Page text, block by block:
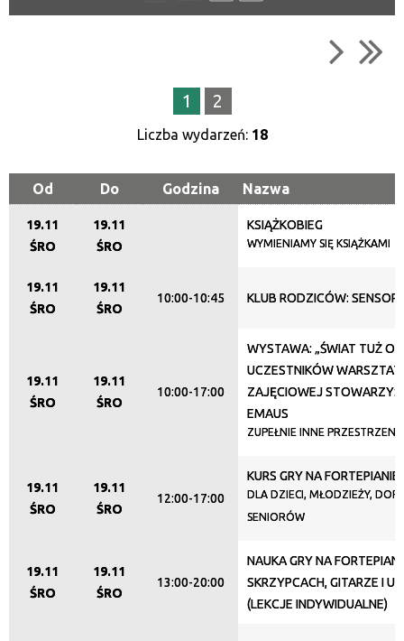
Kategoria
Organizator
Promowane
1 2
Liczba wydarzeń: 18
Od Do Godzina Nazwa
19.11
ŚRO
19.11
ŚRO
KSIĄŻKOBIEG
WYMIENIAMY SIĘ KSIĄŻKAMI
19.11
ŚRO
19.11
ŚRO
10:00-10:45 KLUB RODZICÓW:
19.11
ŚRO
19.11
ŚRO
10:00-17:00
WYSTAWA: „ŚWIAT TUŻ
UCZESTNIKÓW
ZAJĘCIOWEJ
EMAUS
ZUPEŁNIE INNE PRZESTRZENIE
19.11
ŚRO
19.11
ŚRO
12:00-17:00
KURS GRY NA FORTEPIANIE
DLA DZIECI, MŁODZIEŻY,
SENIORÓW
19.11
ŚRO
19.11
ŚRO
13:00-20:00
NAUKA GRY NA
SKRZYPCACH, GITARZE I
(LEKCJE INDYWIDUALNE)